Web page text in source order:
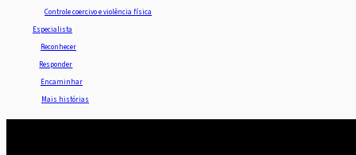
Controle coercivo e violência física
Especialista
Reconhecer
Responder
Encaminhar
Mais histórias